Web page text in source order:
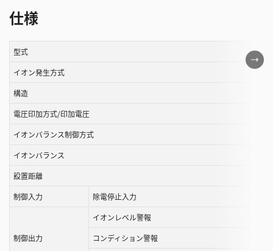
仕様
こ
の
型式
イオン発生方式
構造
電圧印加方式/印加電圧
イオンバランス制御方式
イオンバランス
設置距離
制御入力
除電停止入力
制御出力
イオンレベル警報
コンディション警報